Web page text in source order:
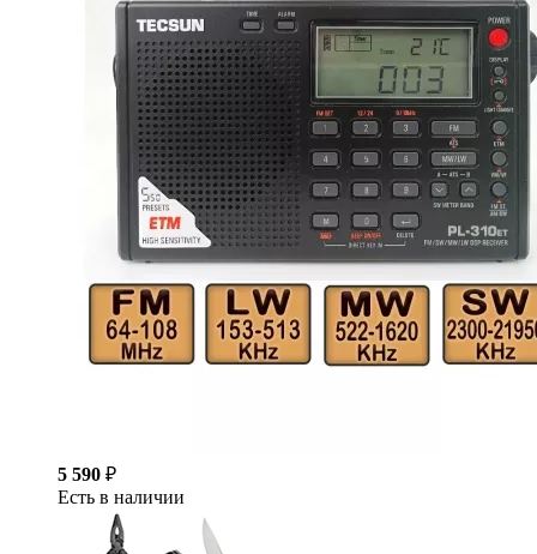
5 590 ₽
Есть в наличии